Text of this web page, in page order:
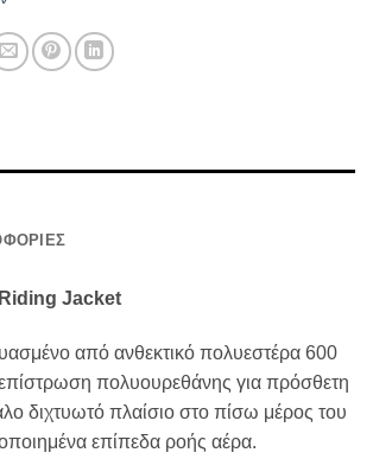
Jacket
από ανθεκτικό πολυεστέρα 600
πολυουρεθάνης για πρόσθετη
διχτυωτό πλαίσιο στο πίσω μέρος του
επίπεδα ροής αέρα.